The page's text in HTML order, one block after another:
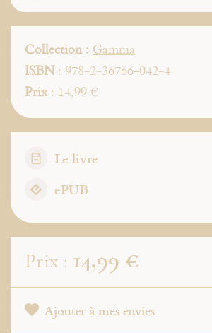
Collection : Gamma
ISBN: 978-2-36766-042-4
Prix: 14,99 €
Le livre
ePUB
Prix : 14,99 €
Ajouter à mes envies